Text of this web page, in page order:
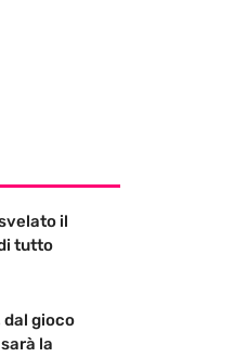
il
tutto
dal gioco
la